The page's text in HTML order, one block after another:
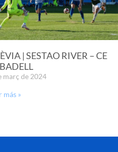
| SESTAO RIVER – CE
març de 2024
más »